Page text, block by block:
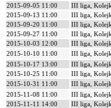
2015-09-05 11:00
III liga,
2015-09-13 11:00
III liga,
2015-09-20 11:00
III liga,
2015-09-27 11:00
III liga,
2015-10-03 12:00
III liga,
2015-10-10 11:00
III liga,
2015-10-17 13:00
III liga,
2015-10-25 11:00
III liga,
2015-10-31 11:00
III liga,
2015-11-08 11:00
III liga,
2015-11-11 14:00
III liga,